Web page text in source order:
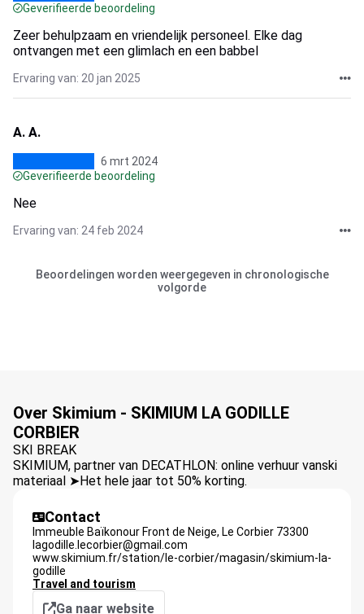
Geverifieerde beoordeling
Zeer behulpzaam en vriendelijk personeel. Elke dag
ontvangen met een glimlach en een babbel
Ervaring van: 20 jan 2025
A. A.
6 mrt 2024
Geverifieerde beoordeling
Nee
Ervaring van: 24 feb 2024
Beoordelingen worden weergegeven in chronologische
volgorde
Over Skimium - SKIMIUM LA GODILLE
CORBIER
SKI BREAK
SKIMIUM, partner van DECATHLON: online verhuur vanski
materiaal ➤Het hele jaar tot 50% korting.
Contact
Immeuble Baïkonour Front de Neige, Le Corbier 73300
lagodille.lecorbier@gmail.com
www.skimium.fr/station/le-corbier/magasin/skimium-la-
godille
Travel and tourism
Ga naar website